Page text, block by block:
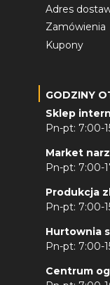
Adres
Zamówienia
Kupony
GODZINY
Sklep
Pn-pt: 7:00-
Market
Pn-pt: 7:00-
Produkcja
Pn-pt: 7:00-
Hurtownia
Pn-pt: 7:00-
Centrum